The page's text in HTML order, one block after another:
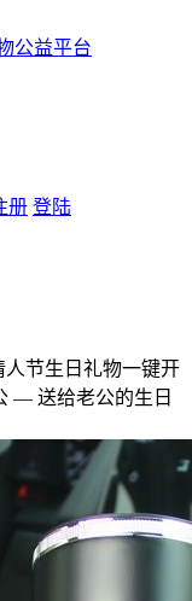
册 登陆
人节生日礼物一键开
— 送给老公的生日